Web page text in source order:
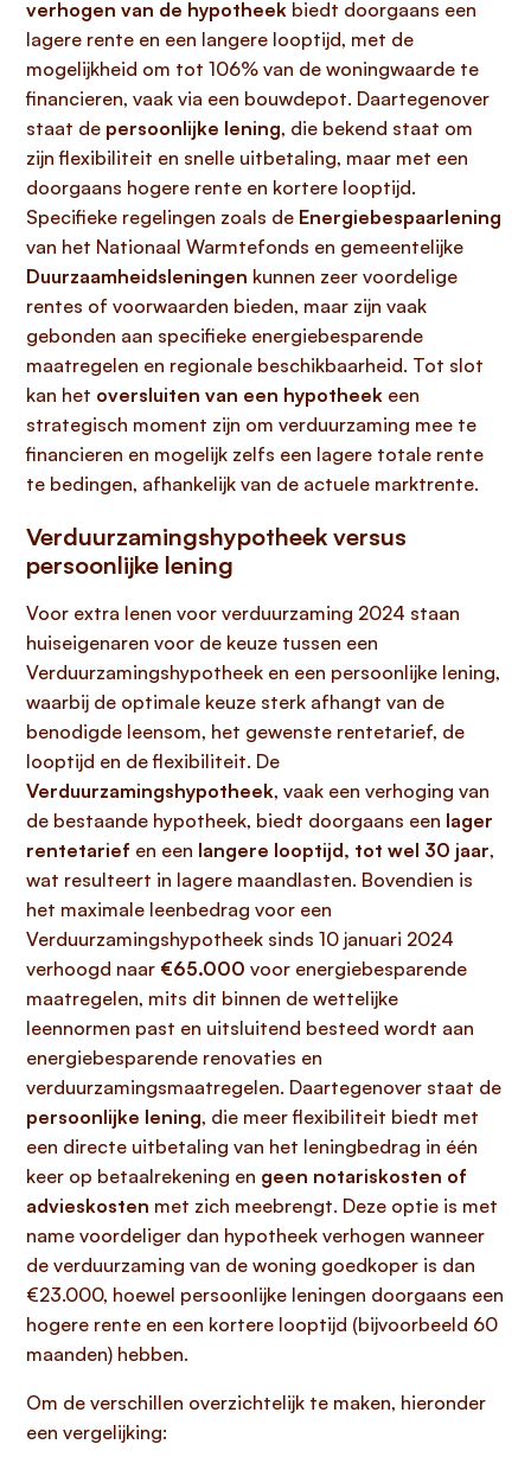
verhogen van de hypotheek biedt doorgaans een
lagere rente en een langere looptijd, met de
mogelijkheid om tot 106% van de woningwaarde te
financieren, vaak via een bouwdepot. Daartegenover
staat de persoonlijke lening, die bekend staat om
zijn flexibiliteit en snelle uitbetaling, maar met een
doorgaans hogere rente en kortere looptijd.
Specifieke regelingen zoals de Energiebespaarlening
van het Nationaal Warmtefonds en gemeentelijke
Duurzaamheidsleningen kunnen zeer voordelige
rentes of voorwaarden bieden, maar zijn vaak
gebonden aan specifieke energiebesparende
maatregelen en regionale beschikbaarheid. Tot slot
kan het oversluiten van een hypotheek een
strategisch moment zijn om verduurzaming mee te
financieren en mogelijk zelfs een lagere totale rente
te bedingen, afhankelijk van de actuele marktrente.
Verduurzamingshypotheek versus
persoonlijke lening
Voor extra lenen voor verduurzaming 2024 staan
huiseigenaren voor de keuze tussen een
Verduurzamingshypotheek en een persoonlijke lening,
waarbij de optimale keuze sterk afhangt van de
benodigde leensom, het gewenste rentetarief, de
looptijd en de flexibiliteit. De
Verduurzamingshypotheek, vaak een verhoging van
de bestaande hypotheek, biedt doorgaans een lager
rentetarief en een langere looptijd, tot wel 30 jaar,
wat resulteert in lagere maandlasten. Bovendien is
het maximale leenbedrag voor een
Verduurzamingshypotheek sinds 10 januari 2024
verhoogd naar €65.000 voor energiebesparende
maatregelen, mits dit binnen de wettelijke
leennormen past en uitsluitend besteed wordt aan
energiebesparende renovaties en
verduurzamingsmaatregelen. Daartegenover staat de
persoonlijke lening, die meer flexibiliteit biedt met
een directe uitbetaling van het leningbedrag in één
keer op betaalrekening en geen notariskosten of
advieskosten met zich meebrengt. Deze optie is met
name voordeliger dan hypotheek verhogen wanneer
de verduurzaming van de woning goedkoper is dan
€23.000, hoewel persoonlijke leningen doorgaans een
hogere rente en een kortere looptijd (bijvoorbeeld 60
maanden) hebben.
Om de verschillen overzichtelijk te maken, hieronder
een vergelijking: